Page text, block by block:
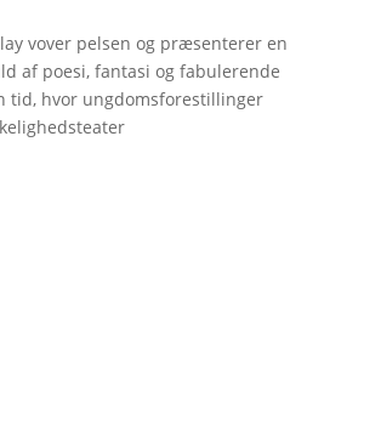
vover pelsen og præsenterer en
af poesi, fantasi og fabulerende
tid, hvor ungdomsforestillinger